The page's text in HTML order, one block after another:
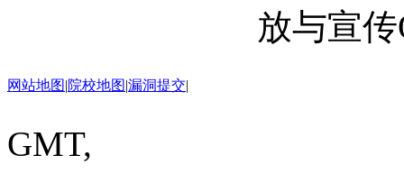
放与宣传
网站地图|院校地图|漏洞提交|
GMT,